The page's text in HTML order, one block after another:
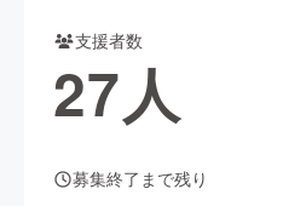
ィー・ヘルスケア
支援者数
27人
募集終了まで残り